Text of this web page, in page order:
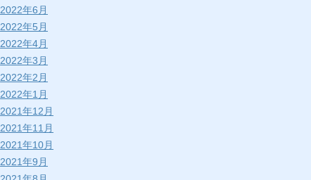
2022年6月
2022年5月
2022年4月
2022年3月
2022年2月
2022年1月
2021年12月
2021年11月
2021年10月
2021年9月